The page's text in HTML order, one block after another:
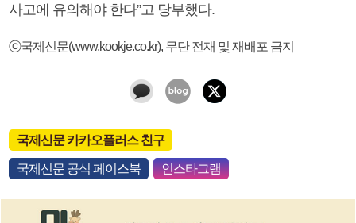
사고에 유의해야 한다”고 당부했다.
ⓒ국제신문(www.kookje.co.kr), 무단 전재 및 재배포 금지
국제신문 카카오플러스 친구
국제신문 공식 페이스북 인스타그램